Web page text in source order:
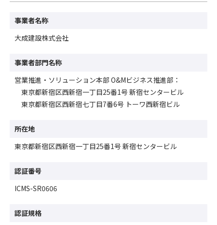
事業者名称
大成建設株式会社
事業者部門名称
営業推進・ソリューション本部 O&Mビジネス推進部：
東京都新宿区西新宿一丁目25番1号 新宿センタービル
東京都新宿区西新宿七丁目7番6号 トーワ西新宿ビル
所在地
東京都新宿区西新宿一丁目25番1号 新宿センタービル
認証番号
ICMS-SR0606
認証規格